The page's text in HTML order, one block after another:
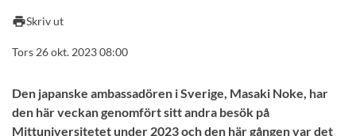
printSkriv ut
Tors 26 okt. 2023 08:00
Den japanske ambassadören i Sverige, Masaki Noke, har
den här veckan genomfört sitt andra besök på
Mittuniversitetet under 2023 och den här gången var det